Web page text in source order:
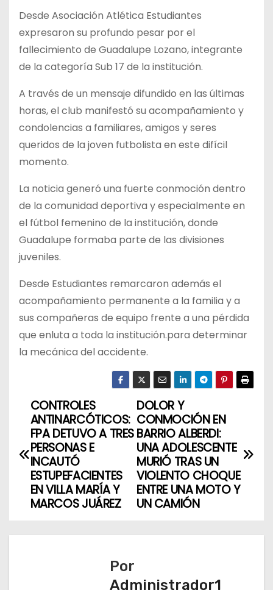
Desde Asociación Atlética Estudiantes
expresaron su profundo pesar por el
fallecimiento de Guadalupe Lozano, integrante
de la categoría Sub 17 de la institución.
A través de un mensaje difundido en las últimas
horas, el club manifestó su acompañamiento y
condolencias a familiares, amigos y seres
queridos de la joven futbolista en este difícil
momento.
La noticia generó una fuerte conmoción dentro
de la comunidad deportiva y especialmente en
el fútbol femenino de la institución, donde
Guadalupe formaba parte de las divisiones
juveniles.
Desde Estudiantes remarcaron además el
acompañamiento permanente a la familia y a
sus compañeras de equipo frente a una pérdida
que enluta a toda la institución.para determinar
la mecánica del accidente.
N
v
a
DOLOR Y
CONMOCIÓN EN
BARRIO ALBERDI:
UNA ADOLESCENTE
MURIÓ TRAS UN
VIOLENTO CHOQUE
ENTRE UNA MOTO Y
UN CAMIÓN
CONTROLES
ANTINARCÓTICOS:
FPA DETUVO A TRES
PERSONAS E
INCAUTÓ
ESTUPEFACIENTES
EN VILLA MARÍA Y
MARCOS JUÁREZ
Por
Administrador1